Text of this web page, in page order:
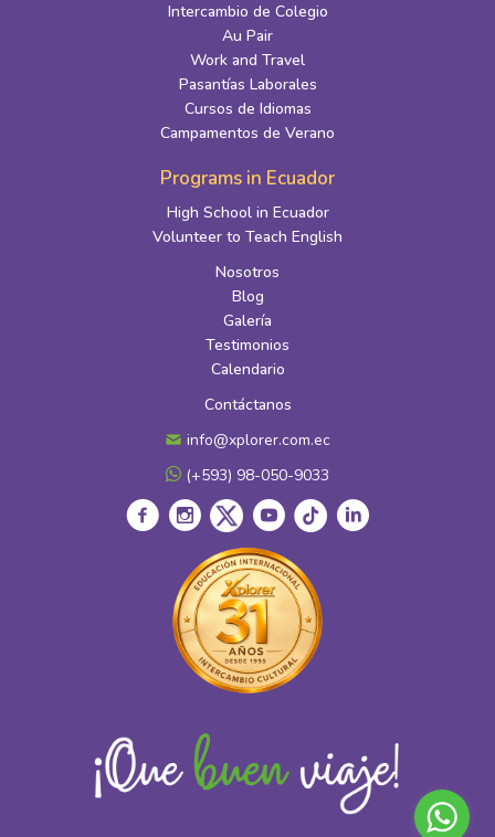
Intercambio de Colegio
Au Pair
Work and Travel
Pasantías Laborales
Cursos de Idiomas
Campamentos de Verano
Programs in Ecuador
High School in Ecuador
Volunteer to Teach English
Nosotros
Blog
Galería
Testimonios
Calendario
Contáctanos
info@xplorer.com.ec
(+593) 98-050-9033